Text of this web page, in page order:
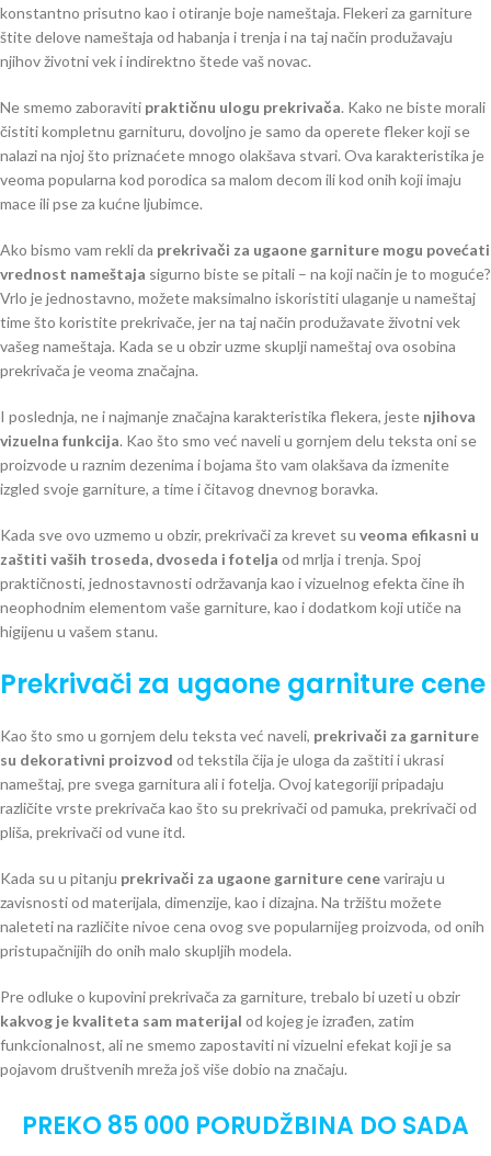
konstantno prisutno kao i otiranje boje nameštaja. Flekeri za garniture
štite delove nameštaja od habanja i trenja i na taj način produžavaju
njihov životni vek i indirektno štede vaš novac.
Ne smemo zaboraviti praktičnu ulogu prekrivača. Kako ne biste morali
čistiti kompletnu garnituru, dovoljno je samo da operete fleker koji se
nalazi na njoj što priznaćete mnogo olakšava stvari. Ova karakteristika je
veoma popularna kod porodica sa malom decom ili kod onih koji imaju
mace ili pse za kućne ljubimce.
Ako bismo vam rekli da prekrivači za ugaone garniture mogu povećati
vrednost nameštaja sigurno biste se pitali – na koji način je to moguće?
Vrlo je jednostavno, možete maksimalno iskoristiti ulaganje u nameštaj
time što koristite prekrivače, jer na taj način produžavate životni vek
vašeg nameštaja. Kada se u obzir uzme skuplji nameštaj ova osobina
prekrivača je veoma značajna.
I poslednja, ne i najmanje značajna karakteristika flekera, jeste njihova
vizuelna funkcija. Kao što smo već naveli u gornjem delu teksta oni se
proizvode u raznim dezenima i bojama što vam olakšava da izmenite
izgled svoje garniture, a time i čitavog dnevnog boravka.
Kada sve ovo uzmemo u obzir, prekrivači za krevet su veoma efikasni u
zaštiti vaših troseda, dvoseda i fotelja od mrlja i trenja. Spoj
praktičnosti, jednostavnosti održavanja kao i vizuelnog efekta čine ih
neophodnim elementom vaše garniture, kao i dodatkom koji utiče na
higijenu u vašem stanu.
Prekrivači za ugaone garniture cene
Kao što smo u gornjem delu teksta već naveli, prekrivači za garniture
su dekorativni proizvod od tekstila čija je uloga da zaštiti i ukrasi
nameštaj, pre svega garnitura ali i fotelja. Ovoj kategoriji pripadaju
različite vrste prekrivača kao što su prekrivači od pamuka, prekrivači od
pliša, prekrivači od vune itd.
Kada su u pitanju prekrivači za ugaone garniture cenevariraju u
zavisnosti od materijala, dimenzije, kao i dizajna. Na tržištu možete
naleteti na različite nivoe cena ovog sve popularnijeg proizvoda, od onih
pristupačnijih do onih malo skupljih modela.
Pre odluke o kupovini prekrivača za garniture, trebalo bi uzeti u obzir
kakvog je kvaliteta sam materijal od kojeg je izrađen, zatim
funkcionalnost, ali ne smemo zapostaviti ni vizuelni efekat koji je sa
pojavom društvenih mreža još više dobio na značaju.
PREKO 85 000 PORUDŽBINA DO SADA